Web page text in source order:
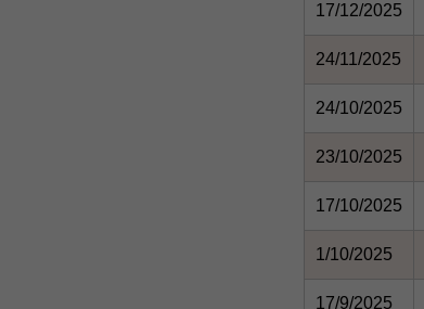
17/12/2025
24/11/2025
24/10/2025
23/10/2025
17/10/2025
1/10/2025
17/9/2025